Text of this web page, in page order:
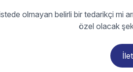
olmayan belirli bir tedarikçi mi
özel olacak